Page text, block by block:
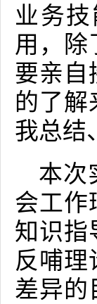
业务
用，除
要亲自
的了解
我总结
本次
会工作
知识指
反哺理
差异的